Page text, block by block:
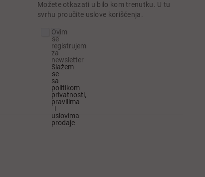
Možete otkazati u bilo kom trenutku. U tu
svrhu proučite uslove korišćenja.
Ovim
se
registrujem
za
newsletter
Slažem
se
sa
politikom
privatnosti,
pravilima
i
uslovima
prodaje